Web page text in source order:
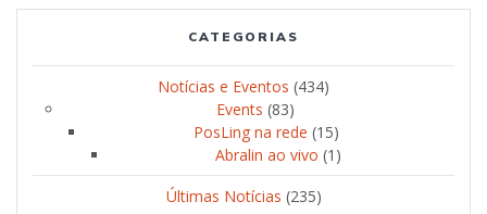
CATEGORIAS
Notícias e Eventos (434)
Events (83)
PosLing na rede (15)
Abralin ao vivo (1)
Últimas Notícias (235)